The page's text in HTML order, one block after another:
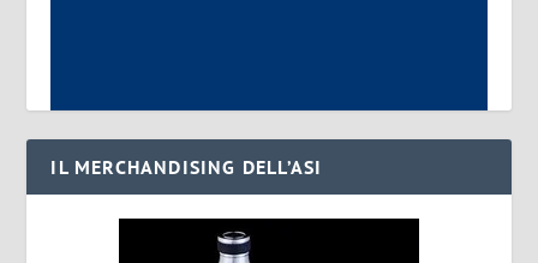
IL MERCHANDISING DELL’ASI